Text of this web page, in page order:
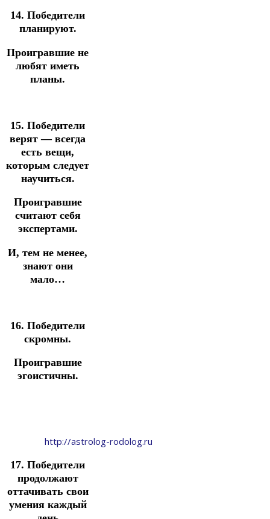
14. Победители
планируют.
Проигравшие не
любят иметь
планы.
15. Победители
верят — всегда
есть вещи,
которым следует
научиться.
Проигравшие
считают себя
экспертами.
И, тем не менее,
знают они
мало…
16. Победители
скромны.
Проигравшие
эгоистичны.
http://astrolog-rodolog.ru
17. Победители
продолжают
оттачивать свои
умения каждый